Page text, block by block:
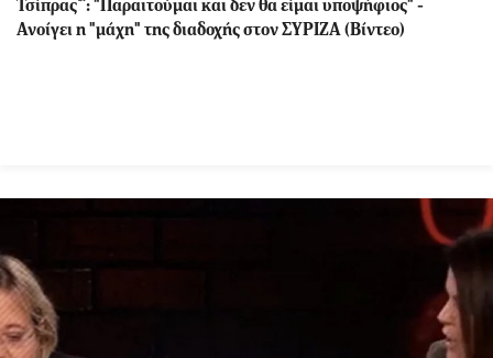
Τσίπρας΅: "Παραιτούμαι και δεν θα είμαι υποψήφιος" -
Ανοίγει η "μάχη" της διαδοχής στον ΣΥΡΙΖΑ (Βίντεο)